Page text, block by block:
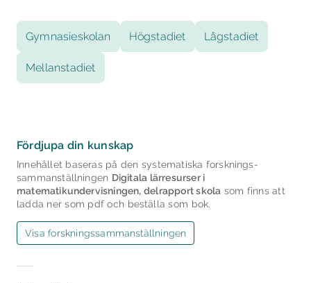
Gymnasieskolan Högstadiet Lågstadiet
Mellanstadiet
Fördjupa din kunskap
Innehållet baseras på den systematiska forsknings­
sammanställningen Digitala lärresurser i
matematikundervisningen, delrapport skola som finns att
ladda ner som pdf och beställa som bok.
Visa forsknings­sammanställningen